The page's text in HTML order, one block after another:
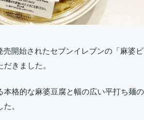
売開始されたセブンイレブンの「麻婆ビ
きました。
本格的な麻婆豆腐と幅の広い平打ち麺の
。